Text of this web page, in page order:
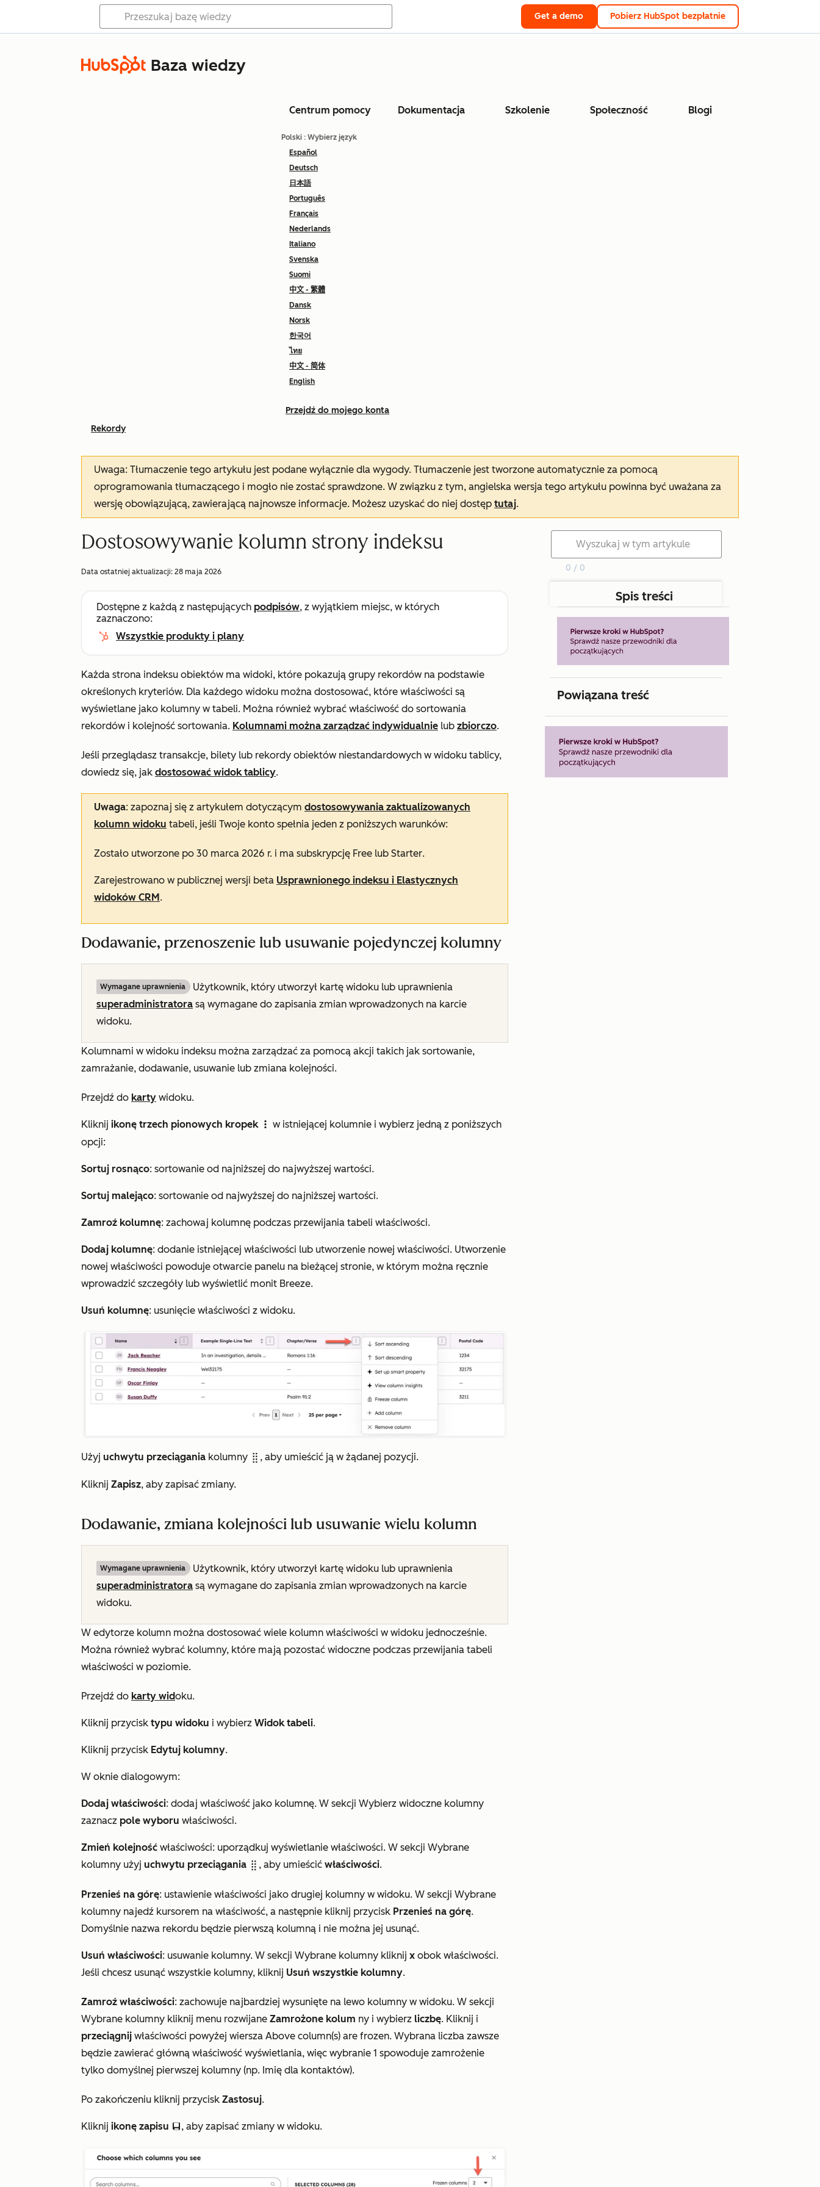
Get a demo Pobierz HubSpot bezpłatnie
Baza wiedzy
Centrum pomocy Dokumentacja Szkolenie Społeczność Blogi
Polski : Wybierz język
Español
Deutsch
日本語
Português
Français
Nederlands
Italiano
Svenska
Suomi
中文 - 繁體
Dansk
Norsk
한국어
ไทย
中文 - 简体
English
Przejdź do mojego konta
Rekordy
Uwaga: Tłumaczenie tego artykułu jest podane wyłącznie dla wygody. Tłumaczenie jest tworzone automatycznie za pomocą
oprogramowania tłumaczącego i mogło nie zostać sprawdzone. W związku z tym, angielska wersja tego artykułu powinna być uważana za
wersję obowiązującą, zawierającą najnowsze informacje. Możesz uzyskać do niej dostęp tutaj.
Dostosowywanie kolumn strony indeksu
Data ostatniej aktualizacji: 28 maja 2026
Dostępne z każdą z następujących podpisów, z wyjątkiem miejsc, w których
zaznaczono:
Wszystkie produkty i plany
Każda strona indeksu obiektów ma widoki, które pokazują grupy rekordów na podstawie
określonych kryteriów. Dla każdego widoku można dostosować, które właściwości są
wyświetlane jako kolumny w tabeli. Można również wybrać właściwość do sortowania
rekordów i kolejność sortowania. Kolumnami można zarządzać indywidualnie lub zbiorczo.
Jeśli przeglądasz transakcje, bilety lub rekordy obiektów niestandardowych w widoku tablicy,
dowiedz się, jak dostosować widok tablicy.
Uwaga: zapoznaj się z artykułem dotyczącym dostosowywania zaktualizowanych
kolumn widoku tabeli, jeśli Twoje konto spełnia jeden z poniższych warunków:
Zostało utworzone po 30 marca 2026 r. i ma subskrypcję Free lub Starter.
Zarejestrowano w publicznej wersji beta Usprawnionego indeksu i Elastycznych
widoków CRM.
Dodawanie, przenoszenie lub usuwanie pojedynczej kolumny
Wymagane uprawnienia
Użytkownik, który utworzył kartę widoku lub uprawnienia
superadministratora są wymagane do zapisania zmian wprowadzonych na karcie
widoku.
Kolumnami w widoku indeksu można zarządzać za pomocą akcji takich jak sortowanie,
zamrażanie, dodawanie, usuwanie lub zmiana kolejności.
Przejdź do karty widoku.
Kliknij ikonę trzech pionowych kropek verticalMenu
w istniejącej kolumnie i wybierz jedną z poniższych
opcji:
Sortuj rosnąco: sortowanie od najniższej do najwyższej wartości.
Sortuj malejąco: sortowanie od najwyższej do najniższej wartości.
Zamroź kolumnę: zachowaj kolumnę podczas przewijania tabeli właściwości.
Dodaj kolumnę: dodanie istniejącej właściwości lub utworzenie nowej właściwości. Utworzenie
nowej właściwości powoduje otwarcie panelu na bieżącej stronie, w którym można ręcznie
wprowadzić szczegóły lub wyświetlić monit Breeze.
Usuń kolumnę: usunięcie właściwości z widoku.
Użyj uchwytu przeciągania kolumny dragHandle , aby umieścić ją w żądanej pozycji.
Kliknij Zapisz, aby zapisać zmiany.
Dodawanie, zmiana kolejności lub usuwanie wielu kolumn
Wymagane uprawnienia
Użytkownik, który utworzył kartę widoku lub uprawnienia
superadministratora są wymagane do zapisania zmian wprowadzonych na karcie
widoku.
W edytorze kolumn można dostosować wiele kolumn właściwości w widoku jednocześnie.
Można również wybrać kolumny, które mają pozostać widoczne podczas przewijania tabeli
właściwości w poziomie.
Przejdź do karty widoku.
Kliknij przycisk typu widoku i wybierz Widok tabeli.
Kliknij przycisk Edytuj kolumny.
W oknie dialogowym:
Dodaj właściwości: dodaj właściwość jako kolumnę. W sekcji Wybierz widoczne kolumny
zaznacz pole wyboru właściwości.
Zmień kolejność właściwości: uporządkuj wyświetlanie właściwości. W sekcji Wybrane
kolumny użyj uchwytu przeciągania dragHandle , aby umieścić właściwości.
Przenieś na górę: ustawienie właściwości jako drugiej kolumny w widoku. W sekcji Wybrane
kolumny najedź kursorem na właściwość, a następnie kliknij przycisk Przenieś na górę.
Domyślnie nazwa rekordu będzie pierwszą kolumną i nie można jej usunąć.
Usuń właściwości: usuwanie kolumny. W sekcji Wybrane kolumny kliknij x obok właściwości.
Jeśli chcesz usunąć wszystkie kolumny, kliknij Usuń wszystkie kolumny.
Zamroź właściwości: zachowuje najbardziej wysunięte na lewo kolumny w widoku. W sekcji
Wybrane kolumny kliknij menu rozwijane Zamrożone kolum ny i wybierz liczbę. Kliknij i
przeciągnij właściwości powyżej wiersza Above column(s) are frozen. Wybrana liczba zawsze
będzie zawierać główną właściwość wyświetlania, więc wybranie 1 spowoduje zamrożenie
tylko domyślnej pierwszej kolumny (np. Imię dla kontaktów).
Po zakończeniu kliknij przycisk Zastosuj.
Kliknij ikonę zapisu saveEditableViewIcon, aby zapisać zmiany w widoku.
0 / 0
Spis treści
Powiązana treść